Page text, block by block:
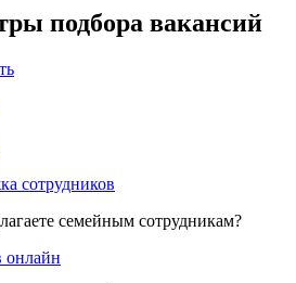
подбора вакансий
сотрудников
семейным сотрудникам?
онлайн